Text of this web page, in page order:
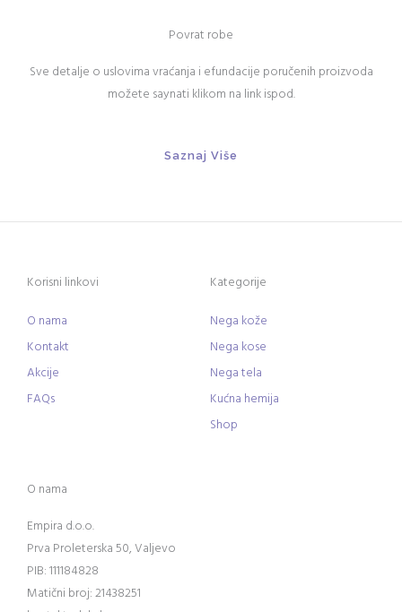
Povrat robe
Sve detalje o uslovima vraćanja i efundacije poručenih proizvoda
možete saynati klikom na link ispod.
Saznaj Više
Korisni linkovi
O nama
Kontakt
Akcije
FAQs
Kategorije
Nega kože
Nega kose
Nega tela
Kućna hemija
Shop
O nama
Empira d.o.o.
Prva Proleterska 50, Valjevo
PIB: 111184828
Matični broj: 21438251